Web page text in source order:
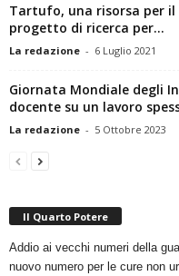
Tartufo, una risorsa per il
progetto di ricerca per...
La redazione - 6 Luglio 2021
Giornata Mondiale degli
docente su un lavoro
La redazione - 5 Ottobre 2023
Il Quarto Potere
Addio ai vecchi numeri della
nuovo numero per le cure non